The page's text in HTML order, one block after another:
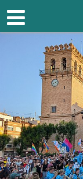
Totana.com